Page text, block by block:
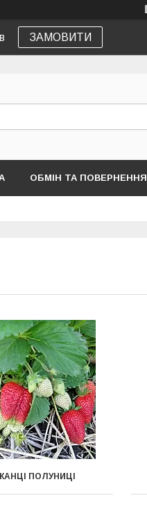
ЗАМОВИТИ
ОБМІН ТА ПОВЕРНЕННЯ
ПОЛУНИЦІ